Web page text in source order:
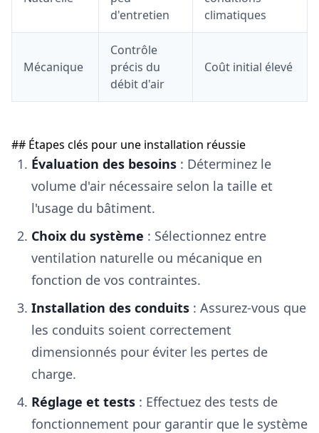
d'entretien
climatiques
Mécanique
Contrôle
précis du
débit d'air
Coût initial élevé
## Étapes clés pour une installation réussie
Évaluation des besoins : Déterminez le
volume d'air nécessaire selon la taille et
l'usage du bâtiment.
Choix du système : Sélectionnez entre
ventilation naturelle ou mécanique en
fonction de vos contraintes.
Installation des conduits : Assurez-vous que
les conduits soient correctement
dimensionnés pour éviter les pertes de
charge.
Réglage et tests : Effectuez des tests de
fonctionnement pour garantir que le système